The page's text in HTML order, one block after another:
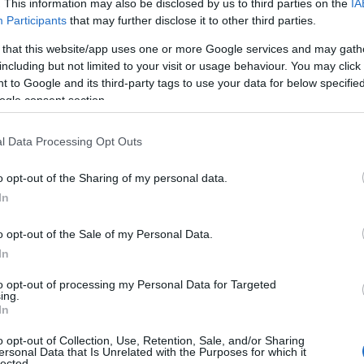
This information may also be disclosed by us to third parties on the
Participants that may further disclose it to other third parties.
that this website/app uses one or more Google services and may
but not limited to your visit or usage behaviour. You may
to Google and its third-party tags to use your data for below
consent section.
Data Processing Opt Outs
opt-out of the Sharing of my personal data.
opt-out of the Sale of my Personal Data.
opt-out of processing my Personal Data for Targeted
opt-out of Collection, Use, Retention, Sale, and/or Sharing
Data that Is Unrelated with the Purposes for which it
καταναλωτές είχαν σχηματίσει
να προλάβουν ένα από τα
η γαλλική εφημερίδα Parisien.
ποσότητες εξαντλήθηκαν μέσα σε λίγα
ουρές και έντονη δυσαρέσκεια.
καθώς η ζήτηση για συστήματα ψύξης
Πολλοί καταναλωτές
στα social media, με βίντεο που δείχνουν
να προσπαθούν να εξασφαλίσουν
και η αστυνομία.